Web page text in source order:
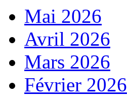
Mai 2026
Avril 2026
Mars 2026
Février 2026